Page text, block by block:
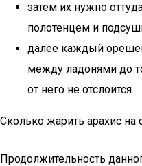
затем их нужно
полотенцем и
далее каждый
между ладонями до
от него не отслоится.
Сколько жарить арахис на
Продолжительность